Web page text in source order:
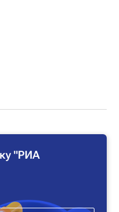
"РИА